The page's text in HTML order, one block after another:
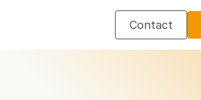
Contact